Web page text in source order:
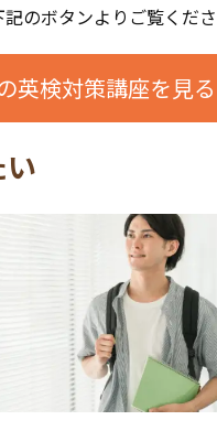
のボタンよりご覧くださ
英検対策講座を見る